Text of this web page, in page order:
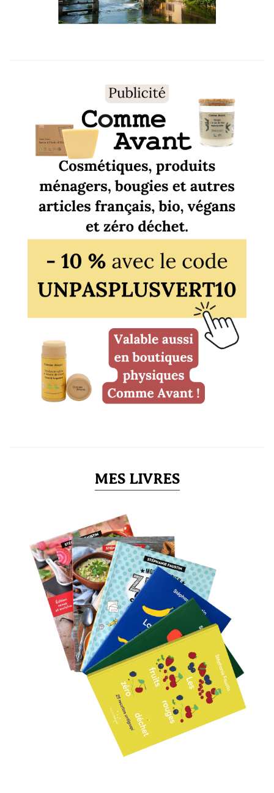
MES LIVRES